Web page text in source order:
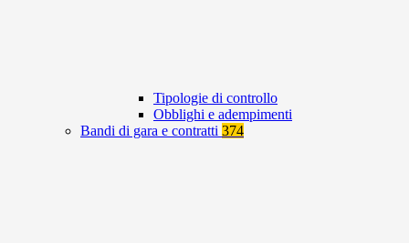
Tipologie di controllo
Obblighi e adempimenti
Bandi di gara e contratti 374